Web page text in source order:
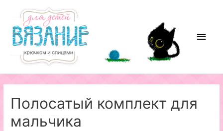
содержимому
Полосатый комплект для
мальчика